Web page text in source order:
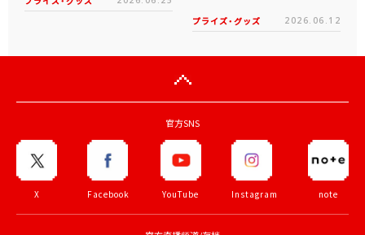
プライズ・グッズ 2026.06.12
官方SNS
X Facebook YouTube Instagram note